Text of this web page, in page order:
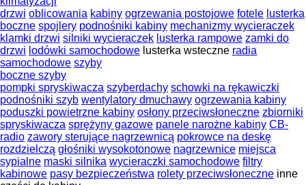
drzwi oblicowania kabiny ogrzewania postojowe fotele lusterka
boczne spojlery podnośniki kabiny mechanizmy wycieraczek
klamki drzwi silniki wycieraczek lusterka rampowe zamki do
drzwi lodówki samochodowe lusterka wsteczne radia
samochodowe szyby
boczne szyby
pompki spryskiwacza szyberdachy schowki na rękawiczki
podnośniki szyb wentylatory dmuchawy ogrzewania kabiny
poduszki powietrzne kabiny osłony przeciwsłoneczne zbiorniki
spryskiwacza sprężyny gazowe panele narożne kabiny CB-
radio zawory sterujące nagrzewnicą pokrowce na deskę
rozdzielczą głośniki wysokotonowe nagrzewnice miejsca
sypialne maski silnika wycieraczki samochodowe filtry
kabinowe pasy bezpieczeństwa rolety przeciwsłoneczne inne